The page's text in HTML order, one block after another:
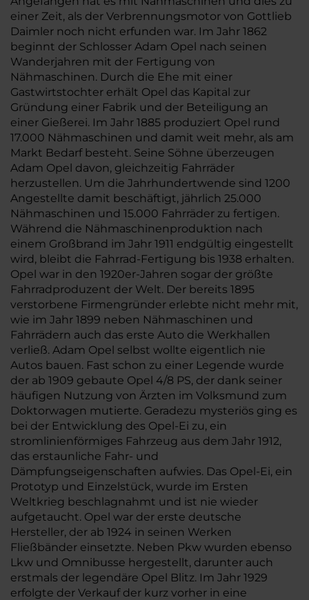
einer Zeit, als der Verbrennungsmotor von Gottlieb
Daimler noch nicht erfunden war. Im Jahr 1862
beginnt der Schlosser Adam Opel nach seinen
Wanderjahren mit der Fertigung von
Nähmaschinen. Durch die Ehe mit einer
Gastwirtstochter erhält Opel das Kapital zur
Gründung einer Fabrik und der Beteiligung an
einer Gießerei. Im Jahr 1885 produziert Opel rund
17.000 Nähmaschinen und damit weit mehr, als am
Markt Bedarf besteht. Seine Söhne überzeugen
Adam Opel davon, gleichzeitig Fahrräder
herzustellen. Um die Jahrhundertwende sind 1200
Angestellte damit beschäftigt, jährlich 25.000
Nähmaschinen und 15.000 Fahrräder zu fertigen.
Während die Nähmaschinenproduktion nach
einem Großbrand im Jahr 1911 endgültig eingestellt
wird, bleibt die Fahrrad-Fertigung bis 1938 erhalten.
Opel war in den 1920er-Jahren sogar der größte
Fahrradproduzent der Welt. Der bereits 1895
verstorbene Firmengründer erlebte nicht mehr mit,
wie im Jahr 1899 neben Nähmaschinen und
Fahrrädern auch das erste Auto die Werkhallen
verließ. Adam Opel selbst wollte eigentlich nie
Autos bauen. Fast schon zu einer Legende wurde
der ab 1909 gebaute Opel 4/8 PS, der dank seiner
häufigen Nutzung von Ärzten im Volksmund zum
Doktorwagen mutierte. Geradezu mysteriös ging es
bei der Entwicklung des Opel-Ei zu, ein
stromlinienförmiges Fahrzeug aus dem Jahr 1912,
das erstaunliche Fahr- und
Dämpfungseigenschaften aufwies. Das Opel-Ei, ein
Prototyp und Einzelstück, wurde im Ersten
Weltkrieg beschlagnahmt und ist nie wieder
aufgetaucht. Opel war der erste deutsche
Hersteller, der ab 1924 in seinen Werken
Fließbänder einsetzte. Neben Pkw wurden ebenso
Lkw und Omnibusse hergestellt, darunter auch
erstmals der legendäre Opel Blitz. Im Jahr 1929
erfolgte der Verkauf der kurz vorher in eine